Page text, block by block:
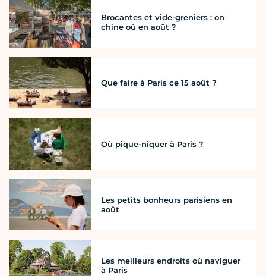
Brocantes et vide-greniers : on
chine où en août ?
Que faire à Paris ce 15 août ?
Où pique-niquer à Paris ?
Les petits bonheurs parisiens en
août
Les meilleurs endroits où naviguer
à Paris